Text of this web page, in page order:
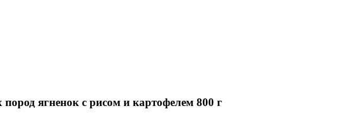
ягненок с рисом и картофелем 800 г